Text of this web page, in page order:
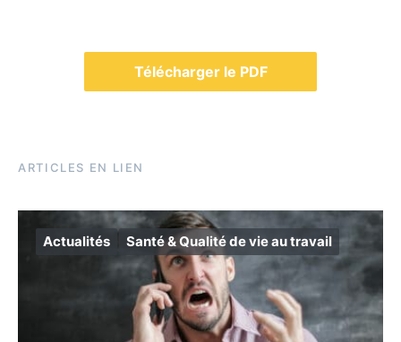
Télécharger le PDF
ARTICLES EN LIEN
Actualités Santé & Qualité de vie au travail